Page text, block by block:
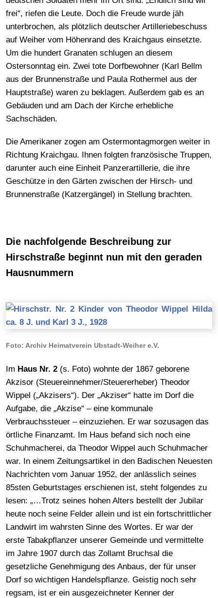
frei“, riefen die Leute. Doch die Freude wurde jäh
unterbrochen, als plötzlich deutscher Artilleriebeschuss
auf Weiher vom Höhenrand des Kraichgaus einsetzte.
Um die hundert Granaten schlugen an diesem
Ostersonntag ein. Zwei tote Dorfbewohner (Karl Bellm
aus der Brunnenstraße und Paula Rothermel aus der
Hauptstraße) waren zu beklagen. Außerdem gab es an
Gebäuden und am Dach der Kirche erhebliche
Sachschäden.
Die Amerikaner zogen am Ostermontagmorgen weiter in
Richtung Kraichgau. Ihnen folgten französische Truppen,
darunter auch eine Einheit Panzerartillerie, die ihre
Geschütze in den Gärten zwischen der Hirsch- und
Brunnenstraße (Katzergängel) in Stellung brachten.
Die nachfolgende Beschreibung zur
Hirschstraße beginnt nun mit den geraden
Hausnummern
Foto: Archiv Heimatverein Ubstadt-Weiher e.V.
Im Haus Nr. 2 (s. Foto) wohnte der 1867 geborene
Akzisor (Steuereinnehmer/Steuererheber) Theodor
Wippel („Akzisers“). Der „Akziser“ hatte im Dorf die
Aufgabe, die „Akzise“ – eine kommunale
Verbrauchssteuer – einzuziehen. Er war sozusagen das
örtliche Finanzamt. Im Haus befand sich noch eine
Schuhmacherei, da Theodor Wippel auch Schuhmacher
war. In einem Zeitungsartikel in den Badischen Neuesten
Nachrichten vom Januar 1952, der anlässlich seines
85sten Geburtstages erschienen ist, steht folgendes zu
lesen: „…Trotz seines hohen Alters bestellt der Jubilar
heute noch seine Felder allein und ist ein fortschrittlicher
Landwirt im wahrsten Sinne des Wortes. Er war der
erste Tabakpflanzer unserer Gemeinde und vermittelte
im Jahre 1907 durch das Zollamt Bruchsal die
gesetzliche Genehmigung des Anbaus, der für unser
Dorf so wichtigen Handelspflanze. Geistig noch sehr
regsam, ist er ein ausgezeichneter Kenner der